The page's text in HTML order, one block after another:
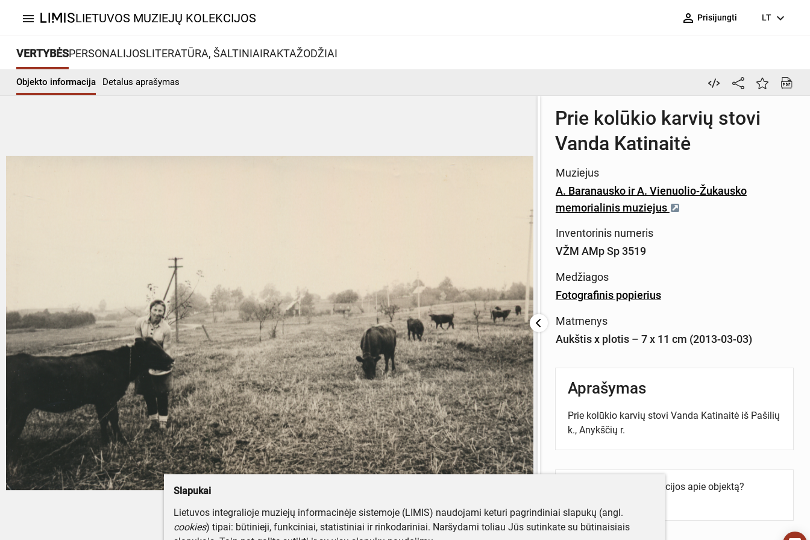
menu LIETUVOS MUZIEJŲ KOLEKCIJOS person_outline Prisijungti LT expand_more
VERTYBĖSPERSONALIJOSLITERATŪRA, ŠALTINIAIRAKTAŽODŽIAI
Objekto informacija Detalus aprašymas
Prie kolūkio karvių stovi
Vanda Katinaitė
Muziejus
A. Baranausko ir A. Vienuolio-Žukausko
memorialinis muziejus
Inventorinis numeris
VŽM AMp Sp 3519
Medžiagos
Fotografinis popierius
Matmenys
Aukštis x plotis – 7 x 11 cm (2013-03-03)
Aprašymas
Prie kolūkio karvių stovi Vanda Katinaitė iš Pašilių
k., Anykščių r.
Turite daugiau informacijos apie objektą?
Slapukai
Lietuvos integralioje muziejų informacinėje sistemoje (LIMIS) naudojami keturi pagrindiniai slapukų (angl.
cookies) tipai: būtinieji, funkciniai, statistiniai ir rinkodariniai. Naršydami toliau Jūs sutinkate su būtinaisiais